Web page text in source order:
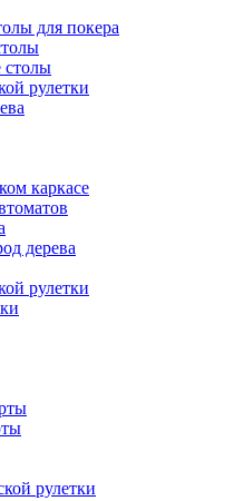
для покера
столы
рулетки
каркасе
дерева
рулетки
рулетки